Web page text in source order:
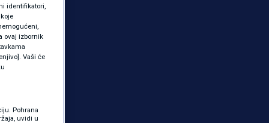
identifikatori,
ovaj izbornik
Vaši će
Pohrana
uvidi u